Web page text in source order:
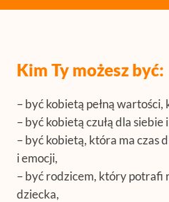
Kim Ty możesz być:
– być kobietą pełną wartości,
– być kobietą czułą dla siebie
– być kobietą, która ma czas
i emocji,
– być rodzicem, który potrafi
dziecka,